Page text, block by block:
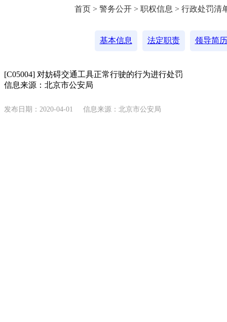
首页 > 警务公开 > 职权信息 > 行政处罚清
基本信息 法定职责 领导简历
[C05004] 对妨碍交通工具正常行驶的行为进行处罚
信息来源：北京市公安局
发布日期：2020-04-01 信息来源：北京市公安局